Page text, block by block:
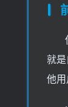
就
他用